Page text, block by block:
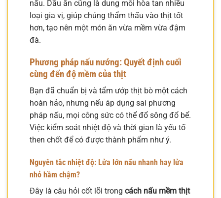
nấu. Dầu ăn cũng là dung môi hòa tan nhiều
loại gia vị, giúp chúng thẩm thấu vào thịt tốt
hơn, tạo nên một món ăn vừa mềm vừa đậm
đà.
Phương pháp nấu nướng: Quyết định cuối
cùng đến độ mềm của thịt
Bạn đã chuẩn bị và tẩm ướp thịt bò một cách
hoàn hảo, nhưng nếu áp dụng sai phương
pháp nấu, mọi công sức có thể đổ sông đổ bể.
Việc kiểm soát nhiệt độ và thời gian là yếu tố
then chốt để có được thành phẩm như ý.
Nguyên tắc nhiệt độ: Lửa lớn nấu nhanh hay lửa
nhỏ hầm chậm?
Đây là câu hỏi cốt lõi trong cách nấu mềm thịt